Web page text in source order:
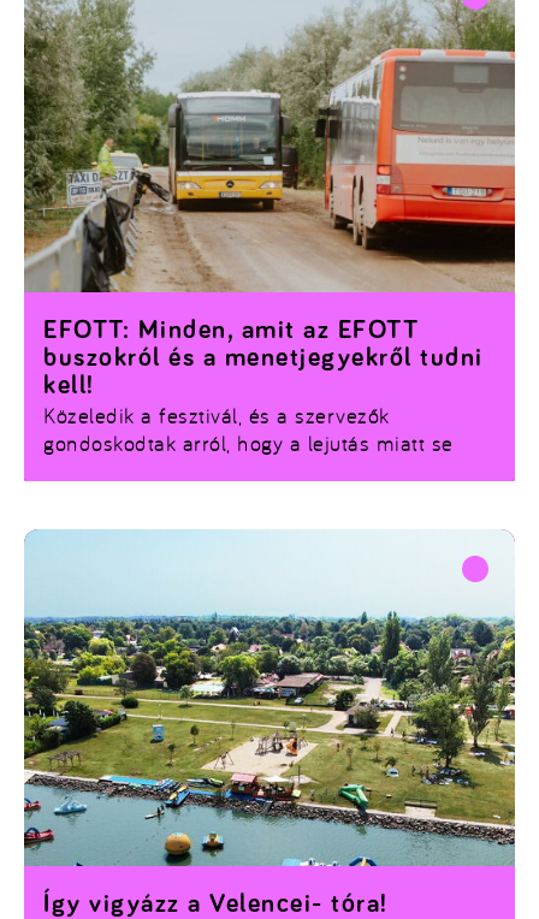
egyetemek hallgatói nem csupán vendégként
vesznek részt a rendezvényen, hanem az
EFOTT fesztivál aktív alakítóivá válhattak!
Ennek köszönhetően a nappali idősávok olyan
egyedi, fiatalos és pörgős tartalommal telnek
meg, amit maguk a diákok álmodtak meg a
társaiknak.
Közeledik a fesztivál, és a szervezők
gondoskodtak arról, hogy a lejutás miatt se
könnyítik meg a fesztiválozók életét.
EFOTT: Minden, amit az EFOTT
buszokról és a menetjegyekről tudni
kell!
Így vigyázz a Velencei- tóra!